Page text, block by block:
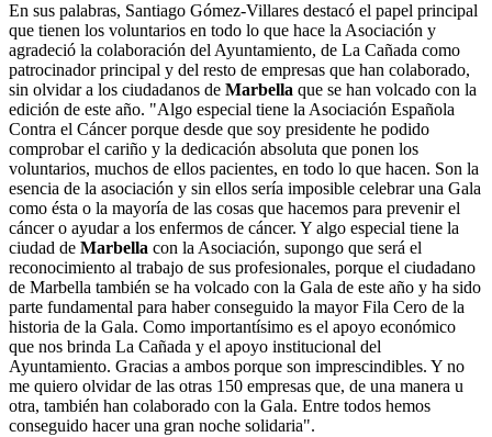
En sus palabras, Santiago Gómez-Villares destacó el papel principal
que tienen los voluntarios en todo lo que hace la Asociación y
agradeció la colaboración del Ayuntamiento, de La Cañada como
patrocinador principal y del resto de empresas que han colaborado,
sin olvidar a los ciudadanos de Marbella que se han volcado con la
edición de este año. "Algo especial tiene la Asociación Española
Contra el Cáncer porque desde que soy presidente he podido
comprobar el cariño y la dedicación absoluta que ponen los
voluntarios, muchos de ellos pacientes, en todo lo que hacen. Son la
esencia de la asociación y sin ellos sería imposible celebrar una Gala
como ésta o la mayoría de las cosas que hacemos para prevenir el
cáncer o ayudar a los enfermos de cáncer. Y algo especial tiene la
ciudad de Marbella con la Asociación, supongo que será el
reconocimiento al trabajo de sus profesionales, porque el ciudadano
de Marbella también se ha volcado con la Gala de este año y ha sido
parte fundamental para haber conseguido la mayor Fila Cero de la
historia de la Gala. Como importantísimo es el apoyo económico
que nos brinda La Cañada y el apoyo institucional del
Ayuntamiento. Gracias a ambos porque son imprescindibles. Y no
me quiero olvidar de las otras 150 empresas que, de una manera u
otra, también han colaborado con la Gala. Entre todos hemos
conseguido hacer una gran noche solidaria".